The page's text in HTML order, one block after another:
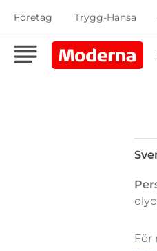
Företag Trygg-Hansa
För